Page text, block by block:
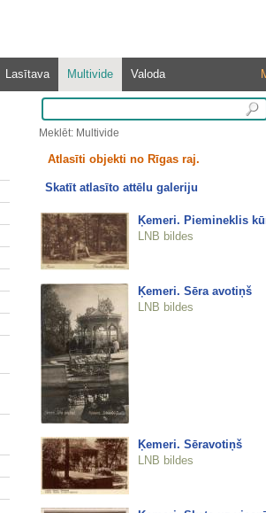
Lasītava Multivide Valoda
Meklēt: Multivide
Atlasīti objekti no Rīgas raj.
Skatīt atlasīto attēlu galeriju
Ķemeri. Piemineklis
LNB bildes
Ķemeri. Sēra avotiņš
LNB bildes
Ķemeri. Sēravotiņš
LNB bildes